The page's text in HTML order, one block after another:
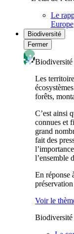
Le
Europe
Biodiversité
Fermer
Biodiversité
Les
forêts,
C’est ainsi
connues et
grand
fait des
l’ensemble
En réponse
Voir le
Biodiversité